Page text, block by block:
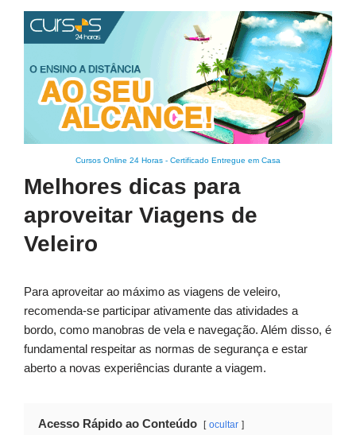
Cursos Online 24 Horas - Certificado Entregue em Casa
Melhores dicas para
aproveitar Viagens de
Veleiro
Para aproveitar ao máximo as viagens de veleiro,
recomenda-se participar ativamente das atividades a
bordo, como manobras de vela e navegação. Além disso, é
fundamental respeitar as normas de segurança e estar
aberto a novas experiências durante a viagem.
Acesso Rápido ao Conteúdo ocultar